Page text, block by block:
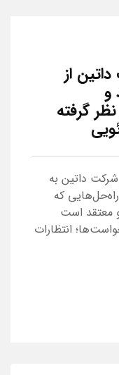
از
و
گرفته
داتین به
که
معتقد است
انتظارات